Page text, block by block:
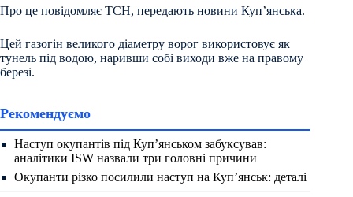
Про це повідомляє ТСН, передають новини Куп’янська.
Цей газогін великого діаметру ворог використовує як
тунель під водою, наривши собі виходи вже на правому
березі.
Рекомендуємо
Наступ окупантів під Куп’янськом забуксував:
аналітики ISW назвали три головні причини
Окупанти різко посилили наступ на Куп’янськ: деталі